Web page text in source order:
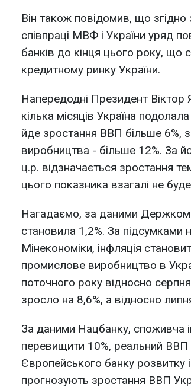
Він також повідомив, що
співпраці МВФ і України уряд
банків до кінця цього року,
кредитному ринку України.
Напередодні Президент Віктор
кілька місяців Україна
йде зростання ВВП більше 6%,
виробництва - більше 12%. За
ц.р. відзначається зростання
цього показника взагалі не
Нагадаємо, за даними
становила 1,2%. За підсумками
Мінекономіки, інфляція
промислове виробництво в
поточного року відносно
зросло на 8,6%, а відносно
За даними Нацбанку, споживча
перевищити 10%, реальний
Європейського банку розвитку
прогнозують зростання ВВП